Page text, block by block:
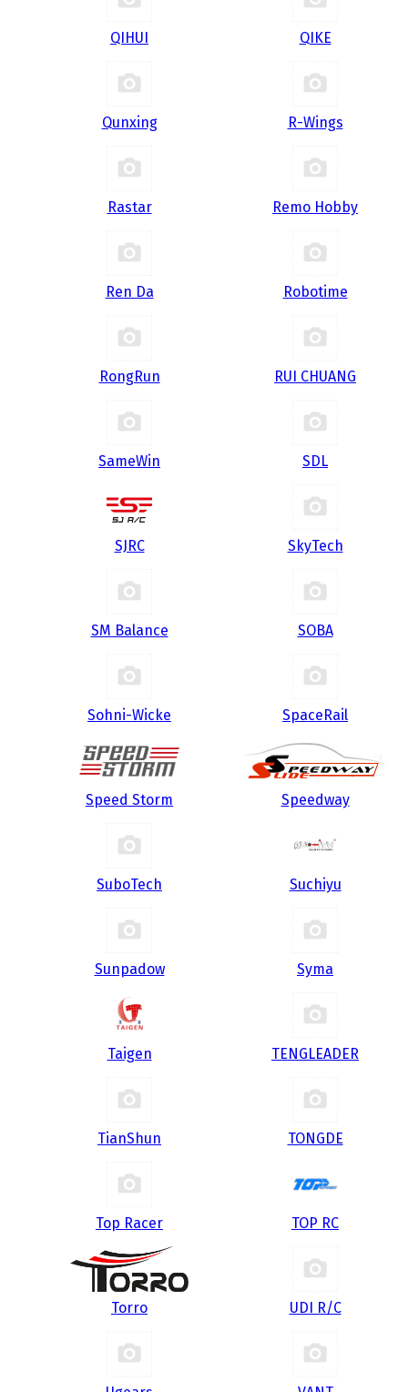
QIHUI QIKE
Qunxing R-Wings
Rastar Remo Hobby
Ren Da Robotime
RongRun RUI CHUANG
SameWin SDL
SJRC SkyTech
SM Balance SOBA
Sohni-Wicke SpaceRail
Speed Storm Speedway
SuboTech Suchiyu
Sunpadow Syma
Taigen TENGLEADER
TianShun TONGDE
Top Racer TOP RC
Torro UDI R/С